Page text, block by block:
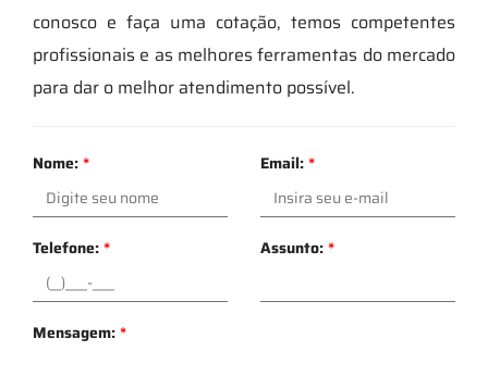
conosco e faça uma cotação, temos competentes
profissionais e as melhores ferramentas do mercado
para dar o melhor atendimento possível.
Nome:* Email:*
Telefone:* Assunto:*
Mensagem:*